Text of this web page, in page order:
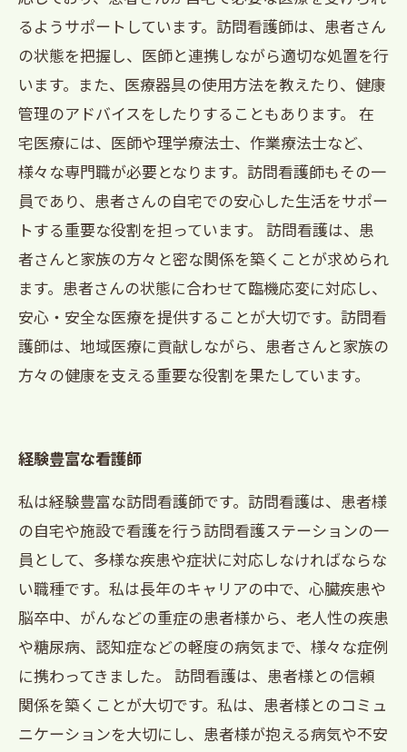
るようサポートしています。訪問看護師は、患者さん
の状態を把握し、医師と連携しながら適切な処置を行
います。また、医療器具の使用方法を教えたり、健康
管理のアドバイスをしたりすることもあります。 在
宅医療には、医師や理学療法士、作業療法士など、
様々な専門職が必要となります。訪問看護師もその一
員であり、患者さんの自宅での安心した生活をサポー
トする重要な役割を担っています。 訪問看護は、患
者さんと家族の方々と密な関係を築くことが求められ
ます。患者さんの状態に合わせて臨機応変に対応し、
安心・安全な医療を提供することが大切です。訪問看
護師は、地域医療に貢献しながら、患者さんと家族の
方々の健康を支える重要な役割を果たしています。
経験豊富な看護師
私は経験豊富な訪問看護師です。訪問看護は、患者様
の自宅や施設で看護を行う訪問看護ステーションの一
員として、多様な疾患や症状に対応しなければならな
い職種です。私は長年のキャリアの中で、心臓疾患や
脳卒中、がんなどの重症の患者様から、老人性の疾患
や糖尿病、認知症などの軽度の病気まで、様々な症例
に携わってきました。 訪問看護は、患者様との信頼
関係を築くことが大切です。私は、患者様とのコミュ
ニケーションを大切にし、患者様が抱える病気や不安